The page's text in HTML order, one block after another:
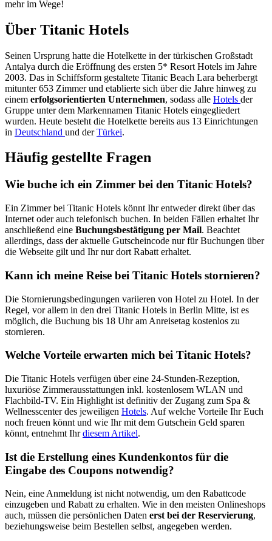
mehr im Wege!
Über Titanic Hotels
Seinen Ursprung hatte die Hotelkette in der türkischen Großstadt
Antalya durch die Eröffnung des ersten 5* Resort Hotels im Jahre
2003. Das in Schiffsform gestaltete Titanic Beach Lara beherbergt
mitunter 653 Zimmer und etablierte sich über die Jahre hinweg zu
einem erfolgsorientierten Unternehmen, sodass alle Hotels der
Gruppe unter dem Markennamen Titanic Hotels eingegliedert
wurden. Heute besteht die Hotelkette bereits aus 13 Einrichtungen
in Deutschland und derTürkei.
Häufig gestellte Fragen
Wie buche ich ein Zimmer bei den Titanic Hotels?
Ein Zimmer bei Titanic Hotels könnt Ihr entweder direkt über das
Internet oder auch telefonisch buchen. In beiden Fällen erhaltet Ihr
anschließend eine Buchungsbestätigung per Mail. Beachtet
allerdings, dass der aktuelle Gutscheincode nur für Buchungen über
die Webseite gilt und Ihr nur dort Rabatt erhaltet.
Kann ich meine Reise bei Titanic Hotels stornieren?
Die Stornierungsbedingungen variieren von Hotel zu Hotel. In der
Regel, vor allem in den drei Titanic Hotels in Berlin Mitte, ist es
möglich, die Buchung bis 18 Uhr am Anreisetag kostenlos zu
stornieren.
Welche Vorteile erwarten mich bei Titanic Hotels?
Die Titanic Hotels verfügen über eine 24-Stunden-Rezeption,
luxuriöse Zimmerausstattungen inkl. kostenlosem WLAN und
Flachbild-TV. Ein Highlight ist definitiv der Zugang zum Spa &
Wellnesscenter des jeweiligen Hotels. Auf welche Vorteile Ihr Euch
noch freuen könnt und wie Ihr mit dem Gutschein Geld sparen
könnt, entnehmt Ihrdiesem Artikel.
Ist die Erstellung eines Kundenkontos für die
Eingabe des Coupons notwendig?
Nein, eine Anmeldung ist nicht notwendig, um den Rabattcode
einzugeben und Rabatt zu erhalten. Wie in den meisten Onlineshops
auch, müssen die persönlichen Daten erst bei der Reservierung,
beziehungsweise beim Bestellen selbst, angegeben werden.